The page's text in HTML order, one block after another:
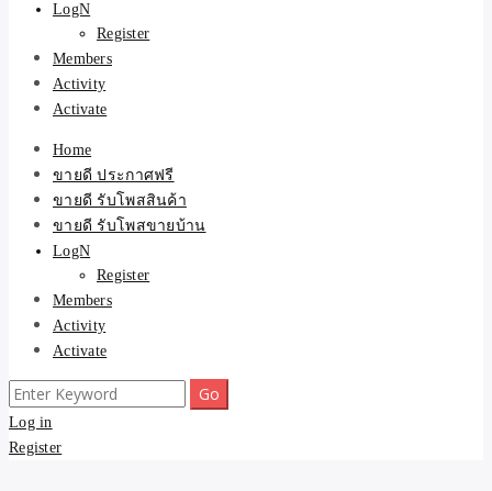
LogN
Register
Members
Activity
Activate
Home
ขายดี ประกาศฟรี
ขายดี รับโพสสินค้า
ขายดี รับโพสขายบ้าน
LogN
Register
Members
Activity
Activate
Search
for:
Log in
Register